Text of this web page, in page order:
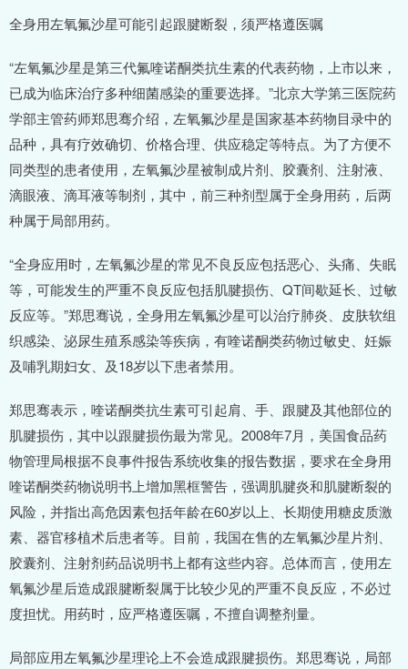
全身用左氧氟沙星可能引起跟腱断裂，须严格遵医嘱
“左氧氟沙星是第三代氟喹诺酮类抗生素的代表药物，上市以来，
已成为临床治疗多种细菌感染的重要选择。”北京大学第三医院药
学部主管药师郑思骞介绍，左氧氟沙星是国家基本药物目录中的
品种，具有疗效确切、价格合理、供应稳定等特点。为了方便不
同类型的患者使用，左氧氟沙星被制成片剂、胶囊剂、注射液、
滴眼液、滴耳液等制剂，其中，前三种剂型属于全身用药，后两
种属于局部用药。
“全身应用时，左氧氟沙星的常见不良反应包括恶心、头痛、失眠
等，可能发生的严重不良反应包括肌腱损伤、QT间歇延长、过敏
反应等。”郑思骞说，全身用左氧氟沙星可以治疗肺炎、皮肤软组
织感染、泌尿生殖系感染等疾病，有喹诺酮类药物过敏史、妊娠
及哺乳期妇女、及18岁以下患者禁用。
郑思骞表示，喹诺酮类抗生素可引起肩、手、跟腱及其他部位的
肌腱损伤，其中以跟腱损伤最为常见。2008年7月，美国食品药
物管理局根据不良事件报告系统收集的报告数据，要求在全身用
喹诺酮类药物说明书上增加黑框警告，强调肌腱炎和肌腱断裂的
风险，并指出高危因素包括年龄在60岁以上、长期使用糖皮质激
素、器官移植术后患者等。目前，我国在售的左氧氟沙星片剂、
胶囊剂、注射剂药品说明书上都有这些内容。总体而言，使用左
氧氟沙星后造成跟腱断裂属于比较少见的严重不良反应，不必过
度担忧。用药时，应严格遵医嘱，不擅自调整剂量。
局部应用左氧氟沙星理论上不会造成跟腱损伤。郑思骞说，局部